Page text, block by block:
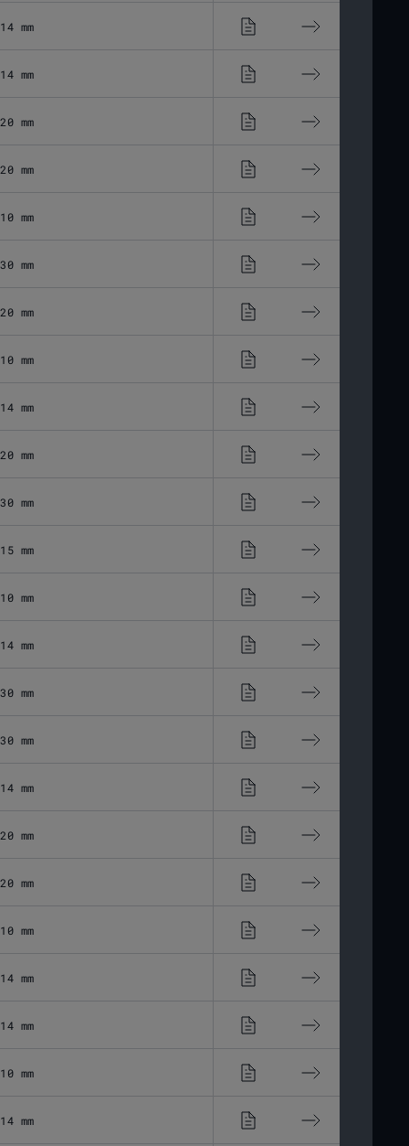
14 mm 22,5 μm
14 mm 21,4 μm
20 mm 15,86 μm
20 mm 15,86 μm
10 mm 33,1 μm
30 mm 11,03 μm
20 mm 20,06 μm
10 mm 43,37 μm
14 mm 28,8 μm
20 mm 19,44 μm
30 mm 13,6 μm
15 mm 32,45 μm
10 mm 45,56 μm
14 mm 35,33 μm
30 mm 16,75 μm
30 mm 16,48 μm
14 mm 33,03 μm
20 mm 23,11 μm
20 mm 23,11 μm
10 mm 46,28 μm
14 mm 38,24 μm
14 mm 40,33 μm
10 mm 57,44 μm
14 mm 42,52 μm